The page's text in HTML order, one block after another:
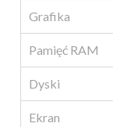
Grafika
Pamięć RAM
Dyski
Ekran